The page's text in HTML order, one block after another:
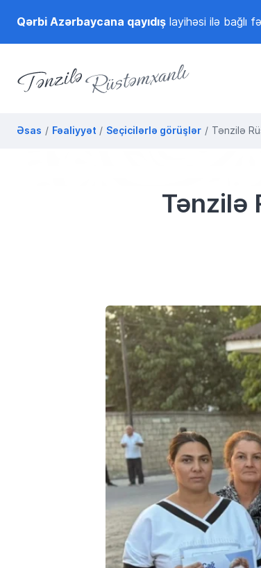
Qərbi Azərbaycana qayıdış layihəsi ilə bağlı
Əsas Fəaliyyət Seçicilərlə görüşlər Tənzilə
Tənzilə